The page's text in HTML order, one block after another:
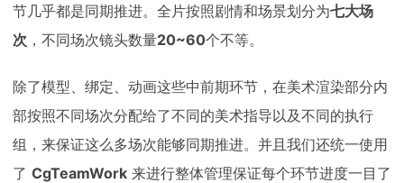
节几乎都是同期推进。全片按照剧情和场景划分为七大场
次 ，不同场次镜头数量20~60个不等。
除了模型、绑定、动画这些中前期环节，在美术渲染部分内
部按照不同场次分配给了不同的美术指导以及不同的执行
组，来保证这么多场次能够同期推进。并且我们还统一使用
了 CgTeamWork 来进行整体管理保证每个环节进度一目了